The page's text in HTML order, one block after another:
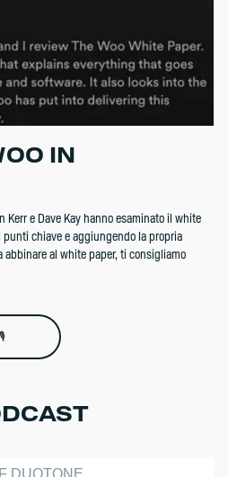
IN
Kerr e Dave Kay hanno esaminato il white
punti chiave e aggiungendo la propria
al white paper, ti consigliamo